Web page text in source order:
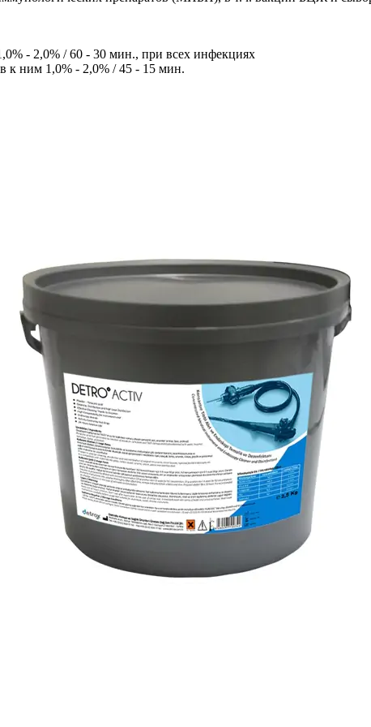
- 2,0% / 60 - 30 мин., при всех инфекциях
к ним 1,0% - 2,0% / 45 - 15 мин.